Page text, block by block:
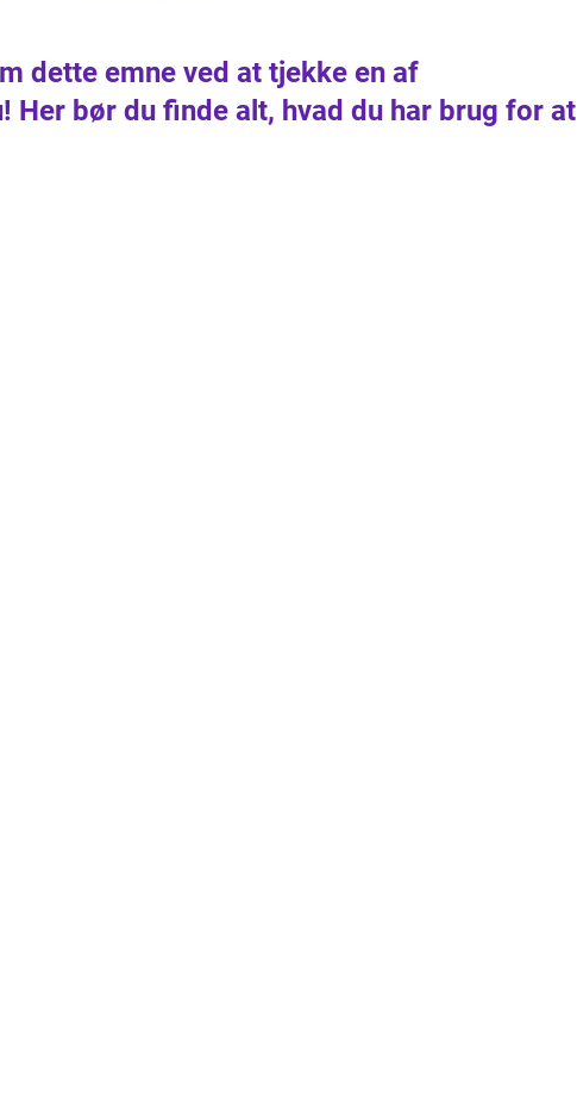
dette emne ved at tjekke en af
Her bør du finde alt, hvad du har brug for at